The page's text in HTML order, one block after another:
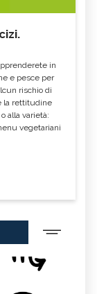
in
e pesce per
rischio di
la rettitudine
alla varietà:
vegetariani